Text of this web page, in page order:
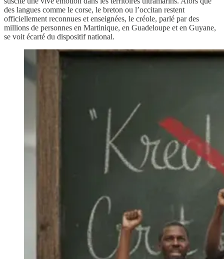
des langues comme le corse, le breton ou l’occitan restent
officiellement reconnues et enseignées, le créole, parlé par des
millions de personnes en Martinique, en Guadeloupe et en Guyane,
se voit écarté du dispositif national.